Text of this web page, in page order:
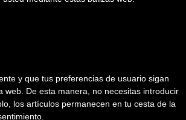
y que tus preferencias de usuario sigan
web. De esta manera, no necesitas introducir
los artículos permanecen en tu cesta de la